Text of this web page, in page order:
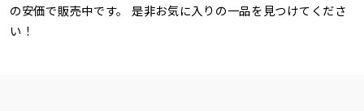
の安価で販売中です。 是非お気に入りの一品を見つけてくださ
い！